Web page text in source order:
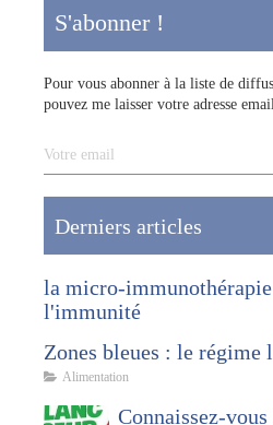
S'abonner !
Pour vous abonner à la liste de
pouvez me laisser votre adresse
Votre email
Derniers articles
la micro-
l'immunité
Zones bleues : le régime
Alimentation
Connaissez-